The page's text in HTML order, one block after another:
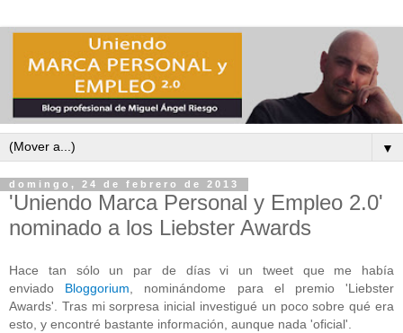
▼
domingo, 24 de febrero de 2013
'Uniendo Marca Personal y Empleo 2.0'
nominado a los Liebster Awards
Hace tan sólo un par de días vi un tweet que me había
enviado Bloggorium, nominándome para el premio 'Liebster
Awards'. Tras mi sorpresa inicial investigué un poco sobre qué era
esto, y encontré bastante información, aunque nada 'oficial'.